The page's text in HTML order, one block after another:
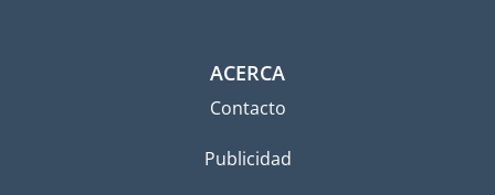
ACERCA
Contacto
Publicidad